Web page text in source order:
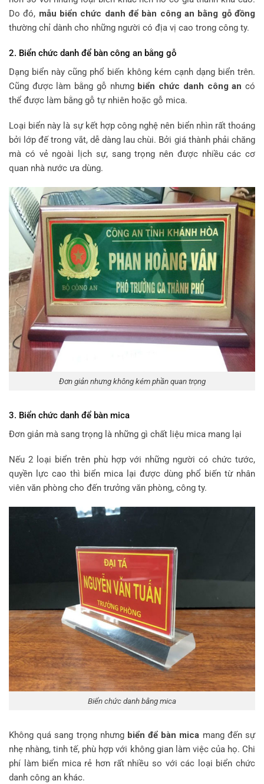
Do đó, mẫu biển chức danh để bàn công an bằng gỗ đồng
thường chỉ dành cho những người có địa vị cao trong công ty.
2. Biển chức danh để bàn công an bằng gỗ
Dạng biển này cũng phổ biến không kém cạnh dạng biển trên.
Cũng được làm bằng gỗ nhưng biển chức danh công an có
thể được làm bằng gỗ tự nhiên hoặc gỗ mica.
Loại biển này là sự kết hợp công nghệ nên biển nhìn rất thoáng
bởi lớp đế trong vắt, dễ dàng lau chùi. Bởi giá thành phải chăng
mà có vẻ ngoài lịch sự, sang trọng nên được nhiều các cơ
quan nhà nước ưa dùng.
Đơn giản nhưng không kém phần quan trọng
3. Biển chức danh để bàn mica
Đơn giản mà sang trọng là những gì chất liệu mica mang lại
Nếu 2 loại biển trên phù hợp với những người có chức tước,
quyền lực cao thì biển mica lại được dùng phổ biến từ nhân
viên văn phòng cho đến trưởng văn phòng, công ty.
Biển chức danh bằng mica
Không quá sang trọng nhưng biển để bàn mica mang đến sự
nhẹ nhàng, tinh tế, phù hợp với không gian làm việc của họ. Chi
phí làm biển mica rẻ hơn rất nhiều so với các loại biển chức
danh công an khác.